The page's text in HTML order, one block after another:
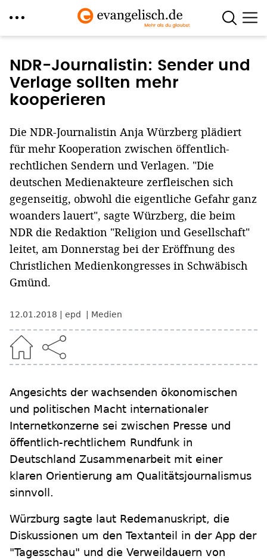
zum
Inhalt
NDR-Journalistin: Sender und
Verlage sollten mehr
kooperieren
Die NDR-Journalistin Anja Würzberg plädiert
für mehr Kooperation zwischen öffentlich-
rechtlichen Sendern und Verlagen. "Die
deutschen Medienakteure zerfleischen sich
gegenseitig, obwohl die eigentliche Gefahr ganz
woanders lauert", sagte Würzberg, die beim
NDR die Redaktion "Religion und Gesellschaft"
leitet, am Donnerstag bei der Eröffnung des
Christlichen Medienkongresses in Schwäbisch
Gmünd.
12.01.2018 epd Medien
Angesichts der wachsenden ökonomischen
und politischen Macht internationaler
Internetkonzerne sei zwischen Presse und
öffentlich-rechtlichem Rundfunk in
Deutschland Zusammenarbeit mit einer
klaren Orientierung am Qualitätsjournalismus
sinnvoll.
Würzburg sagte laut Redemanuskript, die
Diskussionen um den Textanteil in der App der
"Tagesschau" und die Verweildauern von